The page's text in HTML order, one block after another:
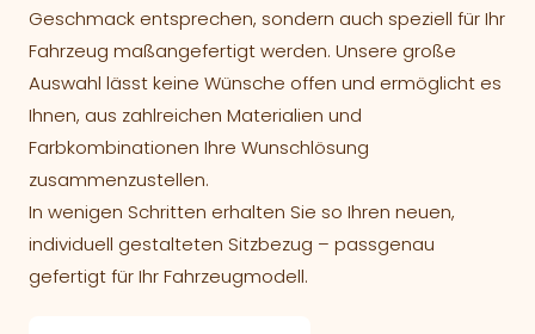
Geschmack entsprechen, sondern auch speziell für Ihr
Fahrzeug maßangefertigt werden. Unsere große
Auswahl lässt keine Wünsche offen und ermöglicht es
Ihnen, aus zahlreichen Materialien und
Farbkombinationen Ihre Wunschlösung
zusammenzustellen.
In wenigen Schritten erhalten Sie so Ihren neuen,
individuell gestalteten Sitzbezug – passgenau
gefertigt für Ihr Fahrzeugmodell.